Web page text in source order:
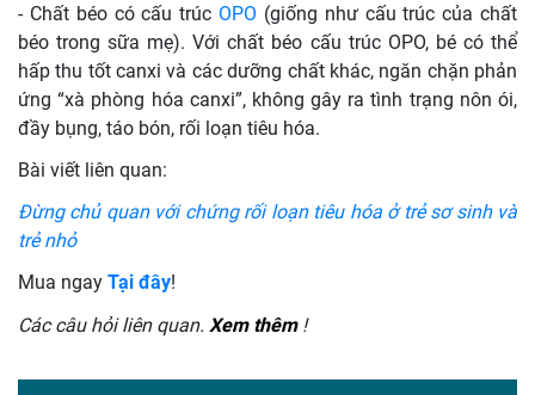
- Chất béo có cấu trúc OPO (giống như cấu trúc của chất
béo trong sữa mẹ). Với chất béo cấu trúc OPO, bé có thể
hấp thu tốt canxi và các dưỡng chất khác, ngăn chặn phản
ứng “xà phòng hóa canxi”, không gây ra tình trạng nôn ói,
đầy bụng, táo bón, rối loạn tiêu hóa.
Bài viết liên quan:
Đừng chủ quan với chứng rối loạn tiêu hóa ở trẻ sơ sinh và
trẻ nhỏ
Mua ngay Tại đây!
Các câu hỏi liên quan. Xem thêm!